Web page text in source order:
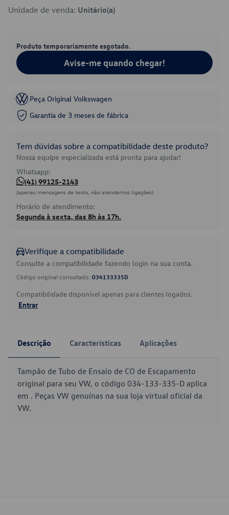
Unidade de venda: Unitário(a)
Produto temporariamente esgotado.
Avise-me quando chegar!
Peça Original Volkswagen
Garantia de 3 meses de fábrica
Tem dúvidas sobre a compatibilidade deste produto?
Nossa equipe especializada está pronta para ajudar!
Whatsapp:
(41) 99125-2143
(apenas mensagens de texto, não atendemos ligações)
Horário de atendimento:
Segunda à sexta, das 8h às 17h.
Verifique a compatibilidade
Consulte a compatibilidade fazendo login na sua conta.
Código original consultado: 034133335D
Compatibilidade disponível apenas para clientes logados.
Entrar
Descrição Características Aplicações
Tampão de Tubo de Ensaio de CO de Escapamento
original para seu VW, o código 034-133-335-D aplica
em . Peças VW genuínas na sua loja virtual oficial da
VW.